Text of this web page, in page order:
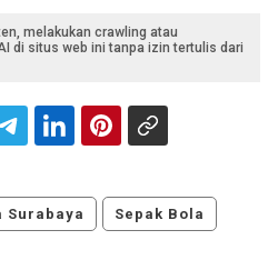
melakukan crawling atau
di situs web ini tanpa izin tertulis dari
Surabaya Sepak Bola